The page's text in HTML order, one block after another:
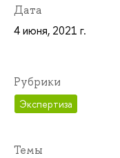
Дата
4 июня, 2021 г.
Рубрики
Экспертиза
Темы